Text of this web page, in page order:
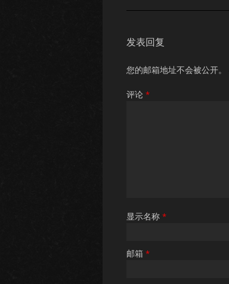
发表回复
您的邮箱地址不会被公开。
评论 *
显示名称 *
邮箱 *